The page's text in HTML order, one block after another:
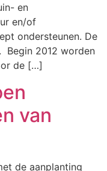
en
en/of
ondersteunen. De
Begin 2012 worden
de […]
van
de aanplanting